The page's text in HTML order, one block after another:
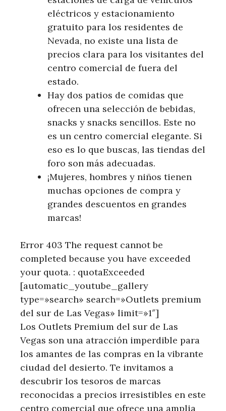
eléctricos y estacionamiento
gratuito para los residentes de
Nevada, no existe una lista de
precios clara para los visitantes del
centro comercial de fuera del
estado.
Hay dos patios de comidas que
ofrecen una selección de bebidas,
snacks y snacks sencillos. Este no
es un centro comercial elegante. Si
eso es lo que buscas, las tiendas del
foro son más adecuadas.
¡Mujeres, hombres y niños tienen
muchas opciones de compra y
grandes descuentos en grandes
marcas!
Error 403 The request cannot be
completed because you have exceeded
your quota. : quotaExceeded
[automatic_youtube_gallery
type=»search» search=»Outlets premium
del sur de Las Vegas» limit=»1″]
Los Outlets Premium ⁢del sur de Las
Vegas son una atracción⁢ imperdible para
los amantes de las compras en la ⁤vibrante
ciudad ‍del desierto. Te invitamos a
descubrir los tesoros⁤ de marcas
⁤reconocidas a precios irresistibles en este
centro comercial que ofrece una amplia